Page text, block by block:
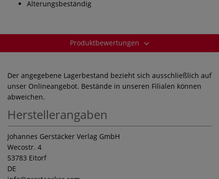
Alterungsbeständig
Produktbewertungen
Der angegebene Lagerbestand bezieht sich ausschließlich auf
unser Onlineangebot. Bestände in unseren Filialen können
abweichen.
Herstellerangaben
Johannes Gerstäcker Verlag GmbH
Wecostr. 4
53783 Eitorf
DE